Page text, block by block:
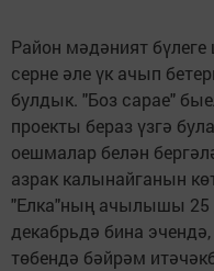
Район мәдәният
серне әле үк ачып
булдык. "Боз сарае"
проекты бераз үзгә
оешмалар белән
азрак калынайганын
"Елка"ның ачылышы 25
декабрьдә бина
төбендә бәйрәм